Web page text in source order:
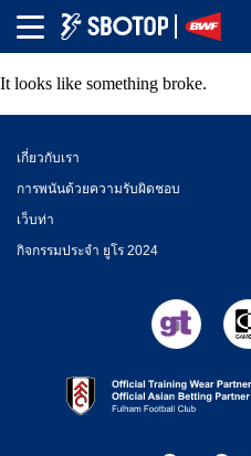
Error
It looks like something broke.
เกี่ยวกับเรา
การพนันด้วยความรับผิดชอบ
เว็บท่า
กิจกรรมประจำ ยูโร 2024